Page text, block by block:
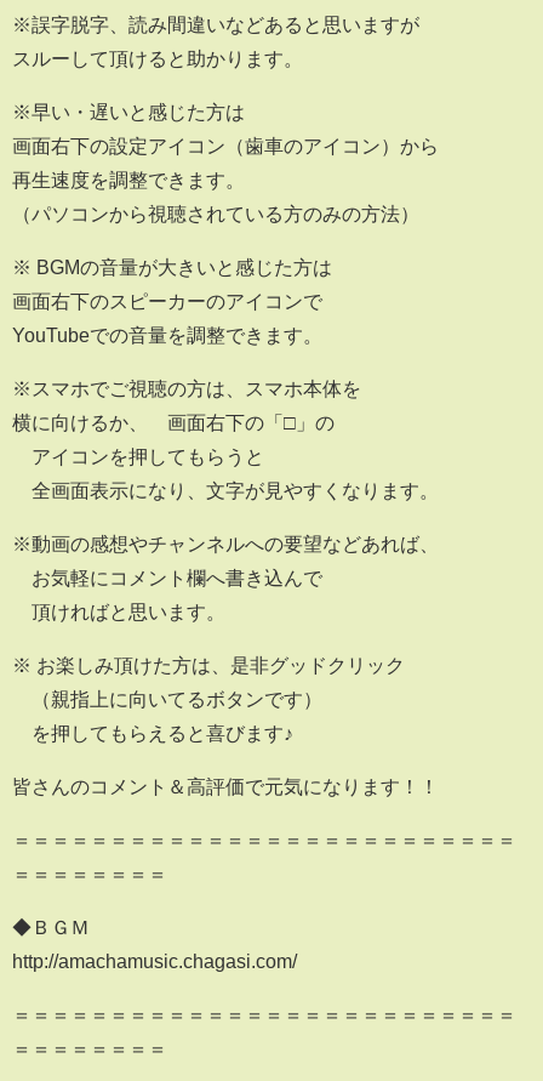
※誤字脱字、読み間違いなどあると思いますが
スルーして頂けると助かります。
※早い・遅いと感じた方は
画面右下の設定アイコン（歯車のアイコン）から
再生速度を調整できます。
（パソコンから視聴されている方のみの方法）
※ BGMの音量が大きいと感じた方は
画面右下のスピーカーのアイコンで
YouTubeでの音量を調整できます。
※スマホでご視聴の方は、スマホ本体を
横に向けるか、 画面右下の「□」の
アイコンを押してもらうと
全画面表示になり、文字が見やすくなります。
※動画の感想やチャンネルへの要望などあれば、
お気軽にコメント欄へ書き込んで
頂ければと思います。
※ お楽しみ頂けた方は、是非グッドクリック
（親指上に向いてるボタンです）
を押してもらえると喜びます♪
皆さんのコメント＆高評価で元気になります！！
＝＝＝＝＝＝＝＝＝＝＝＝＝＝＝＝＝＝＝＝＝＝＝＝＝＝
＝＝＝＝＝＝＝＝
◆ＢＧＭ
http://amachamusic.chagasi.com/
＝＝＝＝＝＝＝＝＝＝＝＝＝＝＝＝＝＝＝＝＝＝＝＝＝＝
＝＝＝＝＝＝＝＝